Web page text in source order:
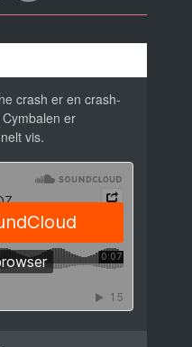
crash er en crash-
er
vis.